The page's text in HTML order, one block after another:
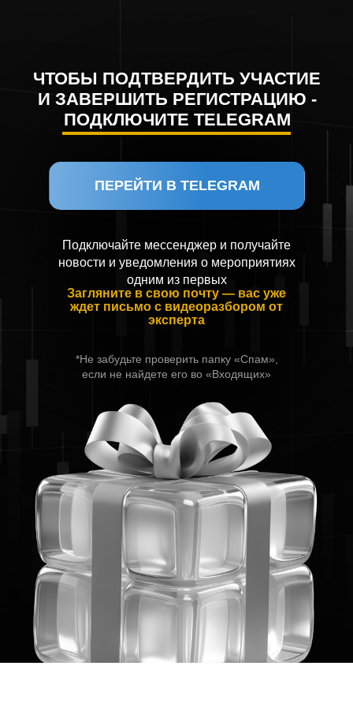
ПЕРЕЙТИ В TELEGRAM
ЧТОБЫ ПОДТВЕРДИТЬ УЧАСТИЕ
И ЗАВЕРШИТЬ РЕГИСТРАЦИЮ -
ПОДКЛЮЧИТЕ TELEGRAM
Подключайте мессенджер и получайте
новости и уведомления о мероприятиях
одним из первых
Загляните в свою почту — вас уже
ждет письмо с видеоразбором от
эксперта
*Не забудьте проверить папку «Спам»,
если не найдете его во «Входящих»